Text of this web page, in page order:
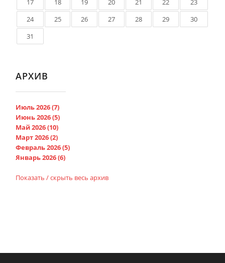
17
18 19 20 21 22
23
24
25 26 27 28 29
30
31
АРХИВ
Июль 2026 (7)
Июнь 2026 (5)
Май 2026 (10)
Март 2026 (2)
Февраль 2026 (5)
Январь 2026 (6)
Показать / скрыть весь архив